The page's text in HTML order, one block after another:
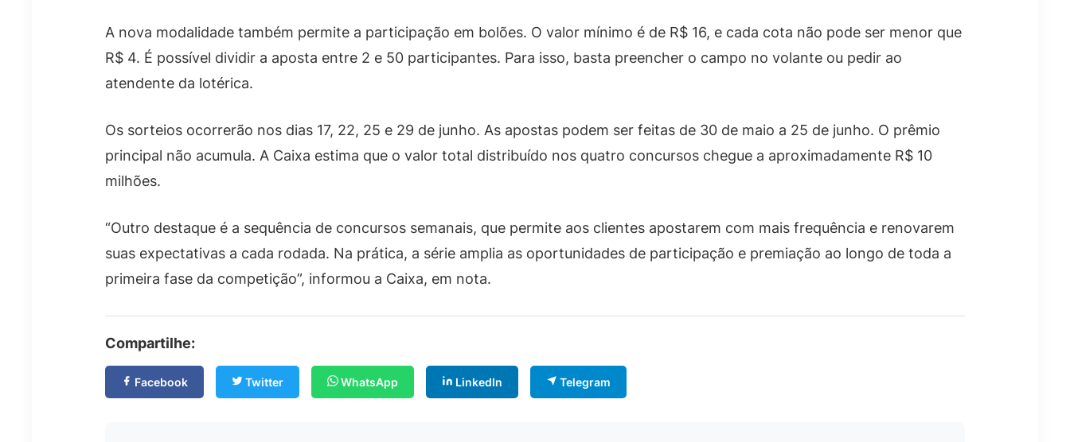
A nova modalidade também permite a participação em bolões. O valor mínimo é de R$ 16, e cada cota não pode ser menor que
R$ 4. É possível dividir a aposta entre 2 e 50 participantes. Para isso, basta preencher o campo no volante ou pedir ao
atendente da lotérica.
Os sorteios ocorrerão nos dias 17, 22, 25 e 29 de junho. As apostas podem ser feitas de 30 de maio a 25 de junho. O prêmio
principal não acumula. A Caixa estima que o valor total distribuído nos quatro concursos chegue a aproximadamente R$ 10
milhões.
“Outro destaque é a sequência de concursos semanais, que permite aos clientes apostarem com mais frequência e renovarem
suas expectativas a cada rodada. Na prática, a série amplia as oportunidades de participação e premiação ao longo de toda a
primeira fase da competição”, informou a Caixa, em nota.
Compartilhe:
Facebook Twitter WhatsApp LinkedIn Telegram